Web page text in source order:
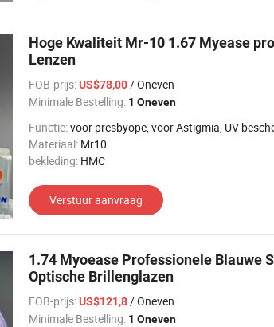
Hoge Kwaliteit Mr-10 1.67 Myease
Lenzen
FOB-prijs:US$78,00/ Oneven
Minimale Bestelling: 1 Oneven
Functie:voor presbyope, voor Astigmia, UV bescherming, voor
Materiaal: Mr10
bekleding: HMC
Verstuur aanvraag
1.74 Myoease Professionele Blauwe
Optische Brillenglazen
FOB-prijs:US$121,8/ Oneven
Minimale Bestelling: 1 Oneven